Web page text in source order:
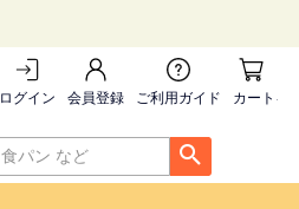
ログイン 会員登録 ご利用ガイド カートを